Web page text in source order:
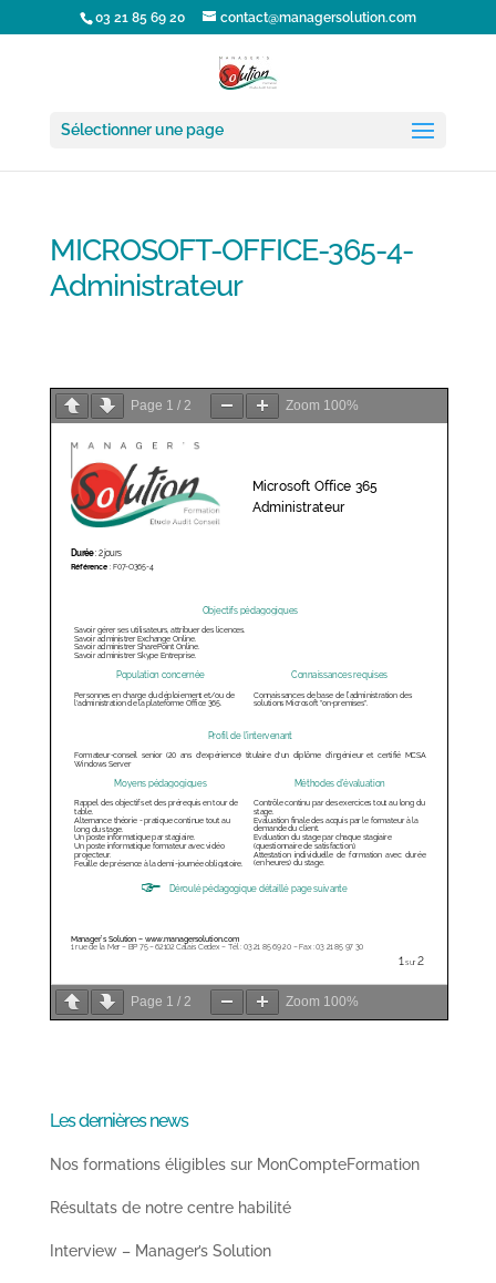
03 21 85 69 20 contact@managersolution.com
Sélectionner une page
MICROSOFT-OFFICE-365-4-
Administrateur
Page 1 / 2 Zoom 100%
Page 1 / 2 Zoom 100%
Les dernières news
Nos formations éligibles sur MonCompteFormation
Résultats de notre centre habilité
Interview – Manager’s Solution